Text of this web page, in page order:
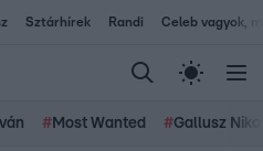
Sztárhírek Randi Celeb vagyok,
# Most Wanted #Gallusz